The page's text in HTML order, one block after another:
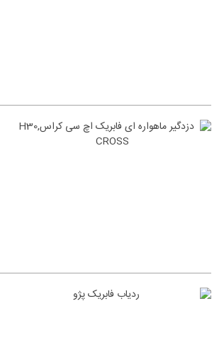
3,800,000 تومان
(بدون مالیات)